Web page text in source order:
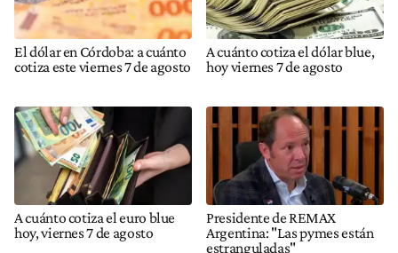
El dólar en Córdoba: a cuánto
cotiza este viernes 7 de agosto
A cuánto cotiza el dólar blue,
hoy viernes 7 de agosto
A cuánto cotiza el euro blue
hoy, viernes 7 de agosto
Presidente de REMAX
Argentina: "Las pymes están
estranguladas"